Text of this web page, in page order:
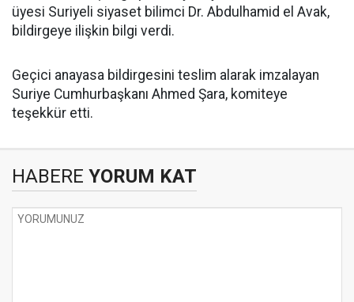
üyesi Suriyeli siyaset bilimci Dr. Abdulhamid el Avak,
bildirgeye ilişkin bilgi verdi.
Geçici anayasa bildirgesini teslim alarak imzalayan
Suriye Cumhurbaşkanı Ahmed Şara, komiteye
teşekkür etti.
HABERE YORUM KAT